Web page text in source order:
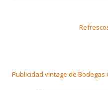
Publicidad vintage de Bodegas